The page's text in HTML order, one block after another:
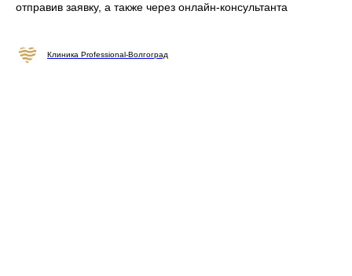
отправив заявку, а также через онлайн-консультанта
Клиника Professional-Волгоград